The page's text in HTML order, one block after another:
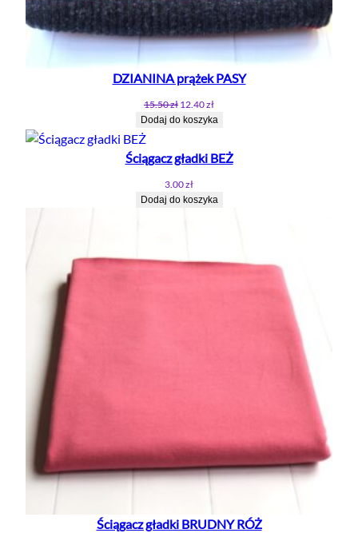
DZIANINA prążek PASY
15.50zł Pierwotna
cena
12.40złAktualna
cena
Dodaj do koszyka
Ściągacz gładki BEŻ
3.00zł
Dodaj do koszyka
Ściągacz gładki BRUDNY RÓŻ